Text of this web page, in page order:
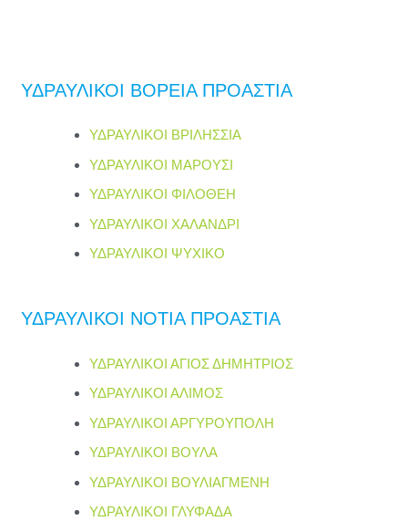
ΥΔΡΑΥΛΙΚΟΙ ΒΟΡΕΙΑ ΠΡΟΑΣΤΙΑ
ΥΔΡΑΥΛΙΚΟΙ ΒΡΙΛΗΣΣΙΑ
ΥΔΡΑΥΛΙΚΟΙ ΜΑΡΟΥΣΙ
ΥΔΡΑΥΛΙΚΟΙ ΦΙΛΟΘΕΗ
ΥΔΡΑΥΛΙΚΟΙ ΧΑΛΑΝΔΡΙ
ΥΔΡΑΥΛΙΚΟΙ ΨΥΧΙΚΟ
ΥΔΡΑΥΛΙΚΟΙ ΝΟΤΙΑ ΠΡΟΑΣΤΙΑ
ΥΔΡΑΥΛΙΚΟΙ ΑΓΙΟΣ ΔΗΜΗΤΡΙΟΣ
ΥΔΡΑΥΛΙΚΟΙ ΑΛΙΜΟΣ
ΥΔΡΑΥΛΙΚΟΙ ΑΡΓΥΡΟΥΠΟΛΗ
ΥΔΡΑΥΛΙΚΟΙ ΒΟΥΛΑ
ΥΔΡΑΥΛΙΚΟΙ ΒΟΥΛΙΑΓΜΕΝΗ
ΥΔΡΑΥΛΙΚΟΙ ΓΛΥΦΑΔΑ